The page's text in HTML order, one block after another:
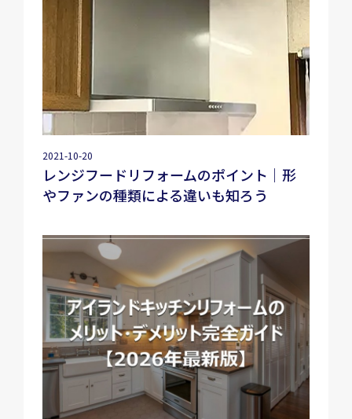
2021-10-20
レンジフードリフォームのポイント｜形
やファンの種類による違いも知ろう